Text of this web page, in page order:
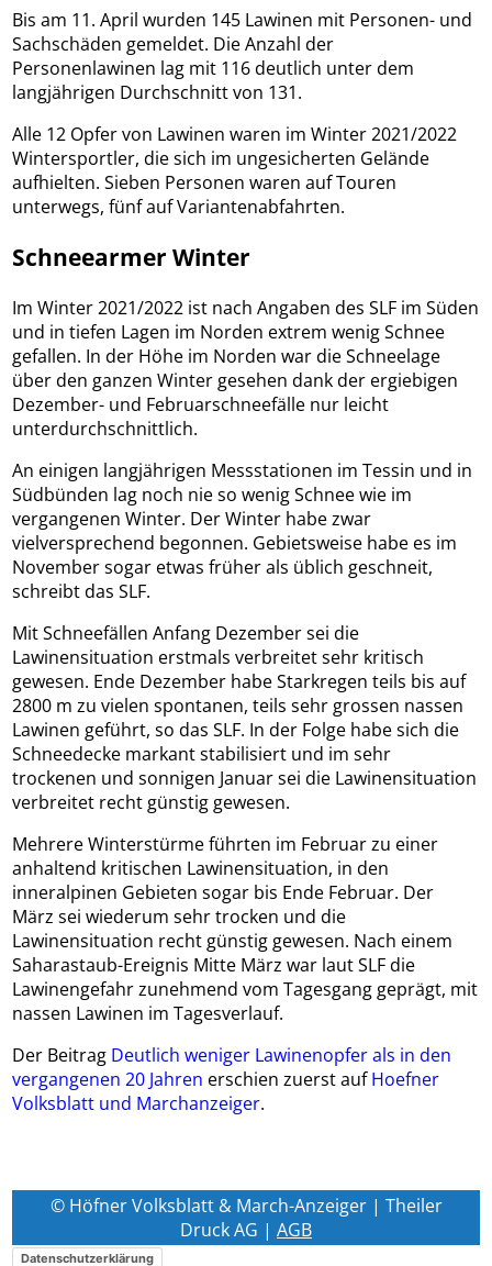
Bis am 11. April wurden 145 Lawinen mit Personen- und
Sachschäden gemeldet. Die Anzahl der
Personenlawinen lag mit 116 deutlich unter dem
langjährigen Durchschnitt von 131.
Alle 12 Opfer von Lawinen waren im Winter 2021/2022
Wintersportler, die sich im ungesicherten Gelände
aufhielten. Sieben Personen waren auf Touren
unterwegs, fünf auf Variantenabfahrten.
Schneearmer Winter
Im Winter 2021/2022 ist nach Angaben des SLF im Süden
und in tiefen Lagen im Norden extrem wenig Schnee
gefallen. In der Höhe im Norden war die Schneelage
über den ganzen Winter gesehen dank der ergiebigen
Dezember- und Februarschneefälle nur leicht
unterdurchschnittlich.
An einigen langjährigen Messstationen im Tessin und in
Südbünden lag noch nie so wenig Schnee wie im
vergangenen Winter. Der Winter habe zwar
vielversprechend begonnen. Gebietsweise habe es im
November sogar etwas früher als üblich geschneit,
schreibt das SLF.
Mit Schneefällen Anfang Dezember sei die
Lawinensituation erstmals verbreitet sehr kritisch
gewesen. Ende Dezember habe Starkregen teils bis auf
2800 m zu vielen spontanen, teils sehr grossen nassen
Lawinen geführt, so das SLF. In der Folge habe sich die
Schneedecke markant stabilisiert und im sehr
trockenen und sonnigen Januar sei die Lawinensituation
verbreitet recht günstig gewesen.
Mehrere Winterstürme führten im Februar zu einer
anhaltend kritischen Lawinensituation, in den
inneralpinen Gebieten sogar bis Ende Februar. Der
März sei wiederum sehr trocken und die
Lawinensituation recht günstig gewesen. Nach einem
Saharastaub-Ereignis Mitte März war laut SLF die
Lawinengefahr zunehmend vom Tagesgang geprägt, mit
nassen Lawinen im Tagesverlauf.
Der Beitrag Deutlich weniger Lawinenopfer als in den
vergangenen 20 Jahren erschien zuerst aufHoefner
Volksblatt und Marchanzeiger.
© Höfner Volksblatt & March-Anzeiger | Theiler
Druck AG | AGB
Datenschutzerklärung